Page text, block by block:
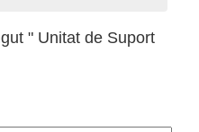
" Unitat de Suport